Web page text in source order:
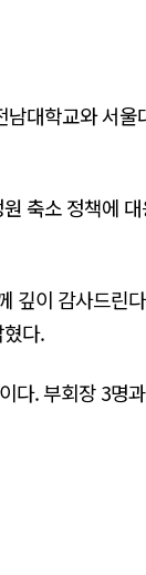
대학교와 서
축소 정책에
깊이 감사드린
다.
다. 부회장 3명